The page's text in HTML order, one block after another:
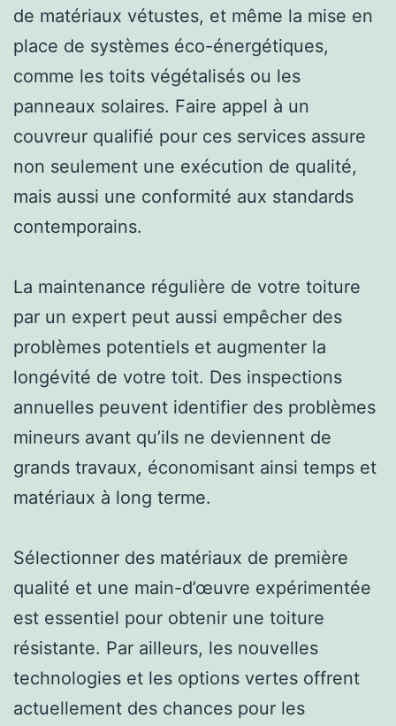
de matériaux vétustes, et même la mise en
place de systèmes éco-énergétiques,
comme les toits végétalisés ou les
panneaux solaires. Faire appel à un
couvreur qualifié pour ces services assure
non seulement une exécution de qualité,
mais aussi une conformité aux standards
contemporains.
La maintenance régulière de votre toiture
par un expert peut aussi empêcher des
problèmes potentiels et augmenter la
longévité de votre toit. Des inspections
annuelles peuvent identifier des problèmes
mineurs avant qu’ils ne deviennent de
grands travaux, économisant ainsi temps et
matériaux à long terme.
Sélectionner des matériaux de première
qualité et une main-d’œuvre expérimentée
est essentiel pour obtenir une toiture
résistante. Par ailleurs, les nouvelles
technologies et les options vertes offrent
actuellement des chances pour les